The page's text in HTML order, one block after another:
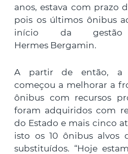
anos, estava com prazo
pois os últimos ônibus
início da
Hermes Bergamin.
A partir de então, a
começou a melhorar a
ônibus com recursos
foram adquiridos com
do Estado e mais cinco
isto os 10 ônibus alvos
substituídos. “Hoje